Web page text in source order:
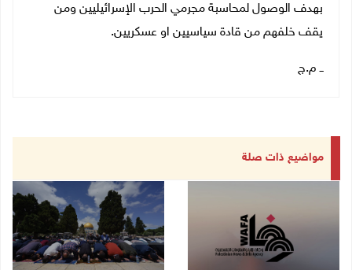
بهدف الوصول لمحاسبة مجرمي الحرب الإسرائيليين ومن
يقف خلفهم من قادة سياسيين او عسكريين.
ــ م.ج
مواضيع ذات صلة